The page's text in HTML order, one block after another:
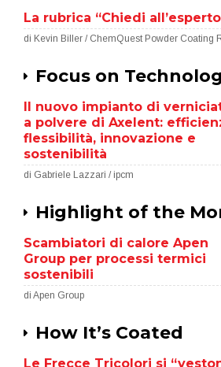
La rubrica “Chiedi
di Kevin Biller / ChemQuest Powder Coating
Focus on
Il nuovo impianto di
a polvere di Axelent:
flessibilità, innovazione e
sostenibilità
di Gabriele Lazzari / ipcm
Highlight of the
Scambiatori di calore Apen
Group per processi termici
sostenibili
di Apen Group
How It’s Coated
Le Frecce Tricolori si